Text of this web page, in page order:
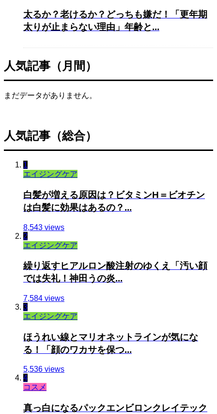
太るか？老けるか？どっちも嫌だ！「更年期
太りが止まらない理由」年齢と...
人気記事（月間）
まだデータがありません。
人気記事（総合）
1
エイジングケア
白髪が増える原因は？ビタミンH＝ビオチン
は白髪に効果はあるの？...
8,543 views
2
エイジングケア
繰り返すヒアルロン酸注射のゆくえ「汚い顔
では失礼！神田うの炎...
7,584 views
3
エイジングケア
ほうれい線とマリオネットラインが気にな
る！「顔のワカサを保つ...
5,536 views
4
コスメ
真っ白になるパックエンビロンクレイテック